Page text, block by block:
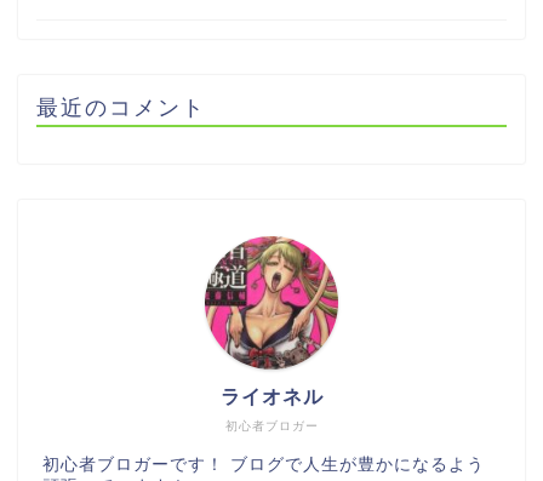
最近のコメント
初心者ブロガー
ライオネル
初心者ブロガーです！ ブログで人生が豊かになるよう